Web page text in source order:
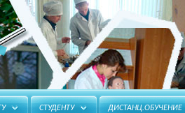
СТУДЕНТУ ДИСТАНЦ.ОБУЧЕНИЕ